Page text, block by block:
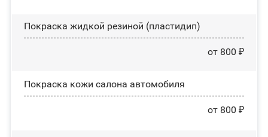
Покраска жидкой резиной (пластидип)
от 800 ₽
Покраска кожи салона автомобиля
от 800 ₽